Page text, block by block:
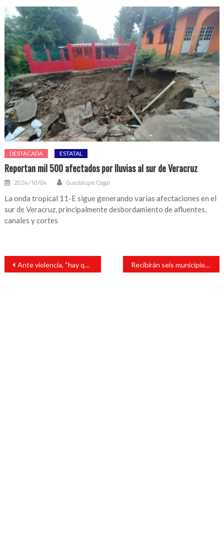
DESTACADA ESTATAL
Reportan mil 500 afectados por lluvias al sur de Veracruz
2024/10/04 Guadalupe Cagal
La onda tropical 11-E sigue generando varias afectaciones en el
sur de Veracruz, principalmente desbordamiento de afluentes,
canales y cortes
Navegación
entradas
Ante violencia, “hay que solidarizarse y apoyar a las autoridades”: Julen Recibirán seis municipios de Veracruz 7.9 mdp del Seguro Catastrófico: Sedarpa